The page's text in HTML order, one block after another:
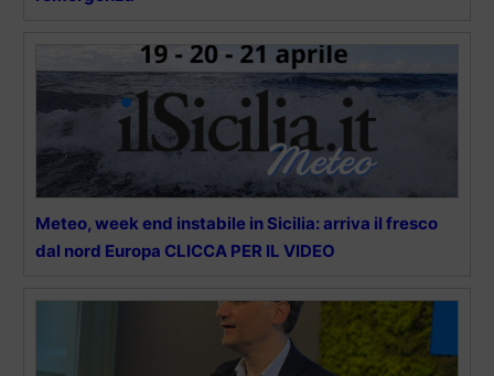
Meteo, week end instabile in Sicilia: arriva il fresco
dal nord Europa CLICCA PER IL VIDEO